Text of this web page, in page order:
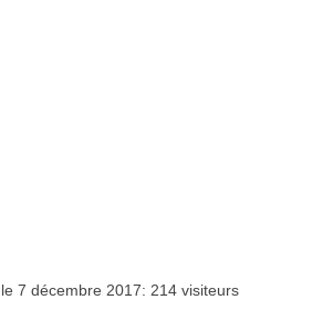
7 décembre 2017: 214 visiteurs